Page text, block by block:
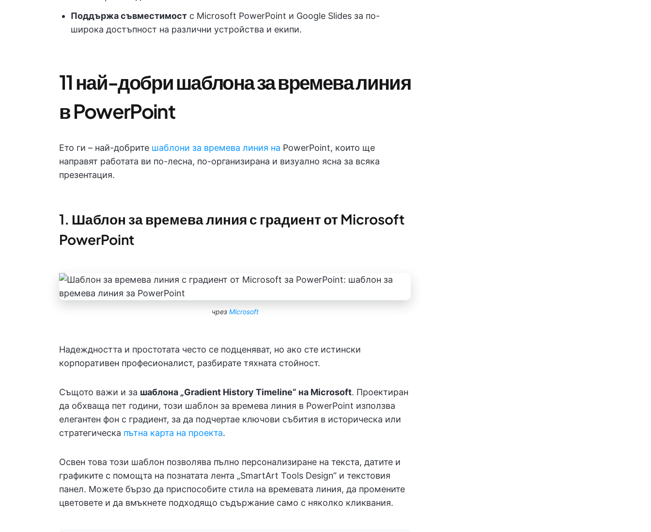
Поддържа съвместимост с Microsoft PowerPoint и Google Slides за по-
широка достъпност на различни устройства и екипи.
11 най-добри шаблона за времева линия
в PowerPoint
Ето ги – най-добрите шаблони за времева линия на PowerPoint, които ще
направят работата ви по-лесна, по-организирана и визуално ясна за всяка
презентация.
1. Шаблон за времева линия с градиент от Microsoft
PowerPoint
чрез Microsoft
Надеждността и простотата често се подценяват, но ако сте истински
корпоративен професионалист, разбирате тяхната стойност.
Същото важи и за шаблона „Gradient History Timeline“ на Microsoft. Проектиран
да обхваща пет години, този шаблон за времева линия в PowerPoint използва
елегантен фон с градиент, за да подчертае ключови събития в историческа или
стратегическа пътна карта на проекта.
Освен това този шаблон позволява пълно персонализиране на текста, датите и
графиките с помощта на познатата лента „SmartArt Tools Design“ и текстовия
панел. Можете бързо да приспособите стила на времевата линия, да промените
цветовете и да вмъкнете подходящо съдържание само с няколко кликвания.